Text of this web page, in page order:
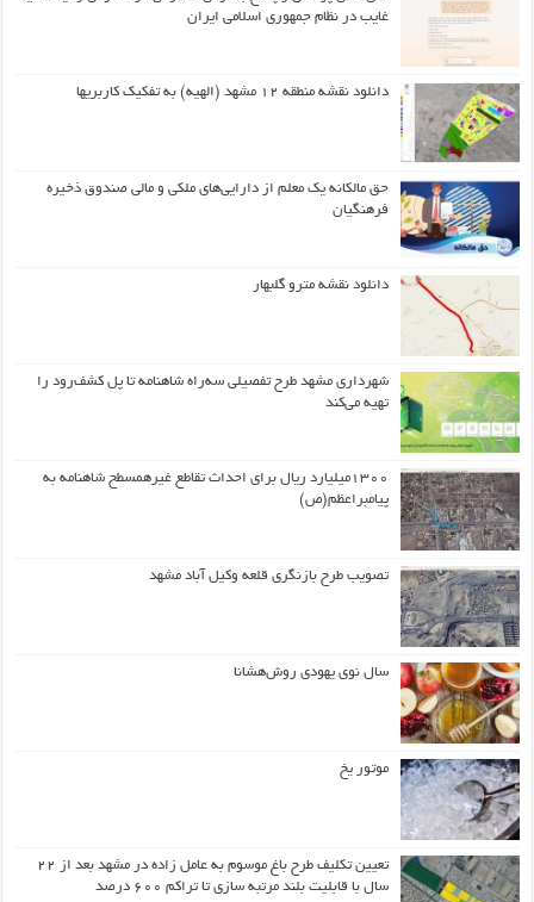
غایب در نظام جمهوری اسلامی ایران
دانلود نقشه منطقه ۱۲ مشهد (الهیه) به تفکیک کاربریها
حق مالکانه یک معلم از دارایی‌های ملکی و مالی صندوق ذخیره
فرهنگیان
دانلود نقشه مترو گلبهار
شهرداری مشهد طرح تفصیلی سه‌راه شاهنامه تا پل کشف‌رود را
تهیه می‌کند
۱۳۰۰میلیارد ریال برای احداث تقاطع غیرهمسطح شاهنامه به
پیامبراعظم(ص)
تصویب طرح بازنگری قلعه وکیل آباد مشهد
سال نوی یهودی روش‌هشانا
موتور یخ
تعیین تکلیف طرح باغ موسوم به عامل زاده در مشهد بعد از ۲۲
سال با قابلیت بلند مرتبه سازی تا تراکم ۶۰۰ درصد